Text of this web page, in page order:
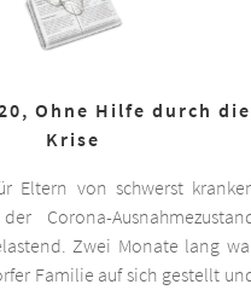
Ohne Hilfe durch die
Krise
Eltern von schwerst
Corona-
Zwei Monate lang
Familie auf sich gestellt